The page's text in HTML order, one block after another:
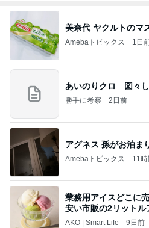
美奈代 ヤクルトのマ
Amebaトピックス 1日
あいのりクロ 図々
勝手に考察 2日前
アグネス 孫がお泊ま
Amebaトピックス 11
業務用アイスどこに
安い市販の2リットル
トレ
AKO | Smart Life 9日前